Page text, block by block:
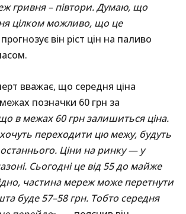
гривня – півтори. Думаю, що
цілком можливо, що це
він ріст цін на паливо
вважає, що середня ціна
позначки 60 грн за
в межах 60 грн залишиться ціна.
переходити цю межу, будуть
Ціни на ринку — у
Сьогодні це від 55 до майже
частина мереж може перетнути
буде 57–58 грн. Тобто середня